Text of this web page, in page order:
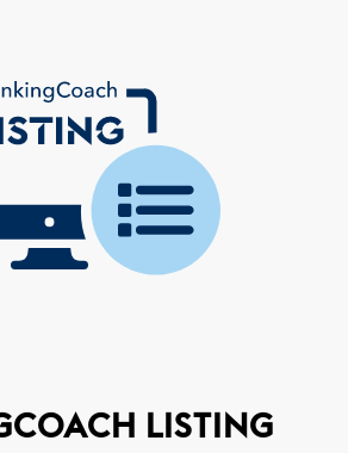
LISTING